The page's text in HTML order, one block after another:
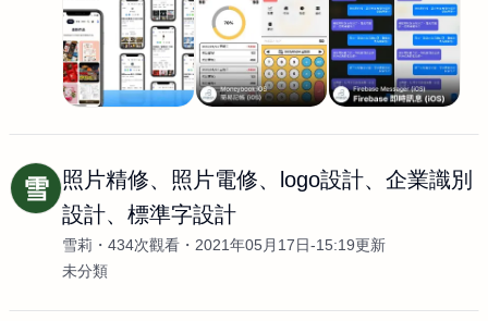
雪 照片精修、照片電修、logo設計、企業識別
設計、標準字設計
雪莉 434次觀看
2021年05月17日-15:19更新
未分類